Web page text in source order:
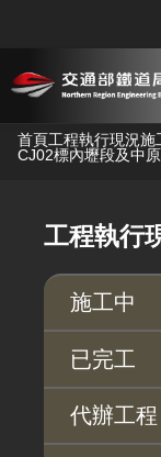
跳到主要內容
首頁工程執行現況施
CJ02標內壢段及中
工程執行
施工中
已完工
代辦工程